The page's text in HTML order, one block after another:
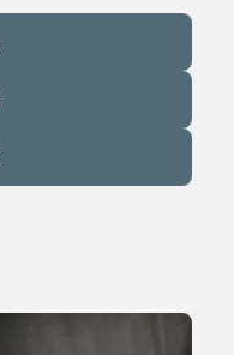
关于我们
联系方式